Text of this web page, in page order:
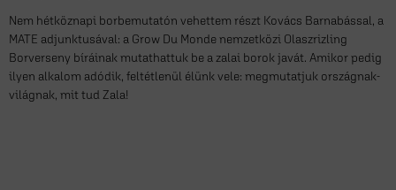
Nem hétköznapi borbemutatón vehettem részt Kovács Barnabással, a
MATE adjunktusával: a Grow Du Monde nemzetközi Olaszrizling
Borverseny bíráinak mutathattuk be a zalai borok javát. Amikor pedig
ilyen alkalom adódik, feltétlenül élünk vele: megmutatjuk országnak-
világnak, mit tud Zala!